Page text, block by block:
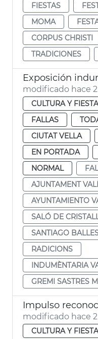
FIESTAS
MOMA
CORPUS CHRISTI
TRADICIONES
modificado hace
CULTURA Y
FALLAS
CIUTAT VELLA
EN PORTADA
NORMAL
AJUNTAMENT
AYUNTAMIENTO
SALÓ DE
SANTIAGO
RADICIONS
INDUMÈNTARIA
GREMI SASTRES
modificado hace
CULTURA Y